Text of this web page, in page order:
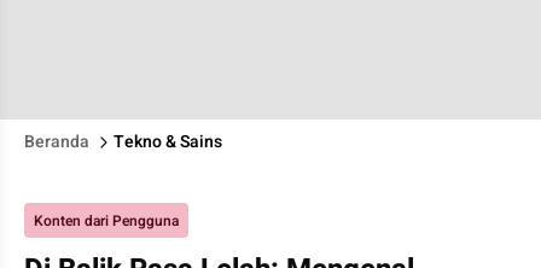
Beranda Tekno & Sains
Konten dari Pengguna